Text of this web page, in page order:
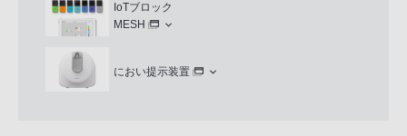
IoTブロック
MESH
におい提示装置